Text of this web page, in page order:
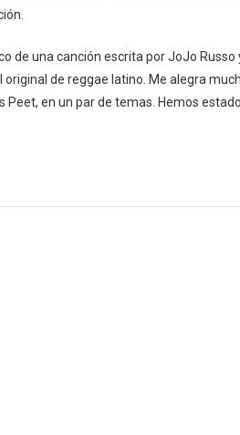
de una canción escrita por JoJo
original de reggae latino. Me alegra
Peet, en un par de temas. Hemos